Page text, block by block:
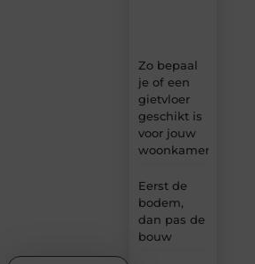
Zo bepaal
je of een
gietvloer
geschikt is
voor jouw
woonkamer
Eerst de
bodem,
dan pas de
bouw